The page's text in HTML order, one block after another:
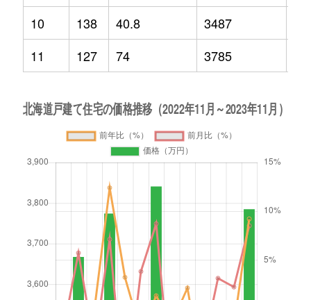
10
138 40.8 3487
11
127 74 3785